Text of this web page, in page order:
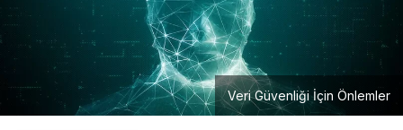
Veri Güvenliği İçin Önlemler